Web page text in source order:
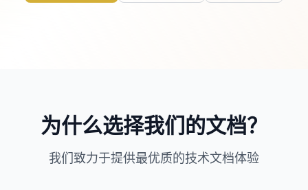
为什么选择我们的文档？
我们致力于提供最优质的技术文档体验